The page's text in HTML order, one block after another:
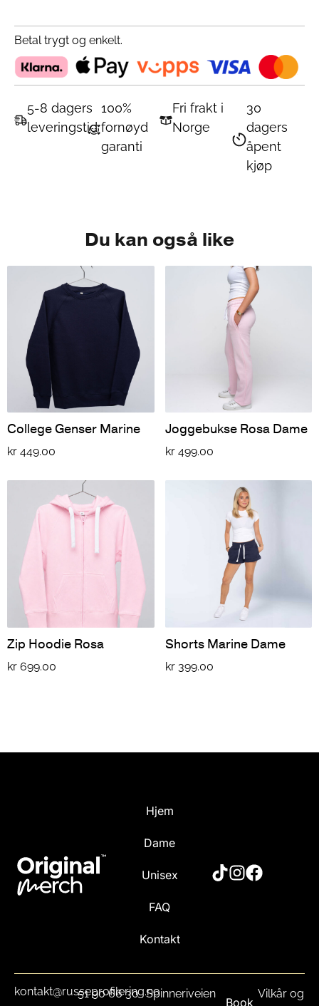
Betal trygt og enkelt.
5-8 dagers
leveringstid
100%
fornøyd
garanti
Fri frakt i
Norge
30
dagers
åpent
kjøp
Du kan også like
College Genser Marine
kr 449.00
Joggebukse Rosa Dame
kr499.00
Zip Hoodie Rosa
kr 699.00
Shorts Marine Dame
kr399.00
Hjem
Dame
Unisex
FAQ
Kontakt
kontakt@russeprofilering.no
51 90 66 30 Spinneriveien
Book
Vilkår og